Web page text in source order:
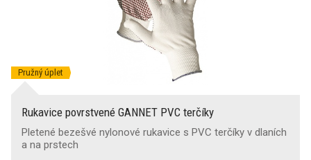
Pružný úplet
Rukavice povrstvené GANNET PVC terčíky
Pletené bezešvé nylonové rukavice s PVC terčíky v dlaních
a na prstech